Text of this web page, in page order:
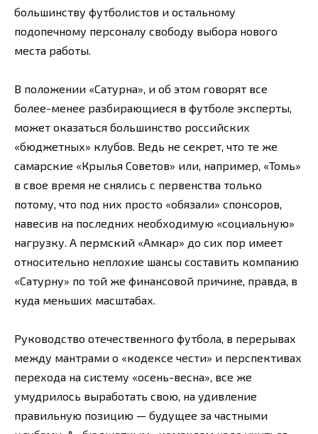
большинству футболистов и остальному
подопечному персоналу свободу выбора нового
места работы.
В положении «Сатурна», и об этом говорят все
более-менее разбирающиеся в футболе эксперты,
может оказаться большинство российских
«бюджетных» клубов. Ведь не секрет, что те же
самарские «Крылья Советов» или, например, «Томь»
в свое время не снялись с первенства только
потому, что под них просто «обязали» спонсоров,
навесив на последних необходимую «социальную»
нагрузку. А пермский «Амкар» до сих пор имеет
относительно неплохие шансы составить компанию
«Сатурну» по той же финансовой причине, правда, в
куда меньших масштабах.
Руководство отечественного футбола, в перерывах
между мантрами о «кодексе чести» и перспективах
перехода на систему «осень-весна», все же
умудрилось выработать свою, на удивление
правильную позицию — будущее за частными